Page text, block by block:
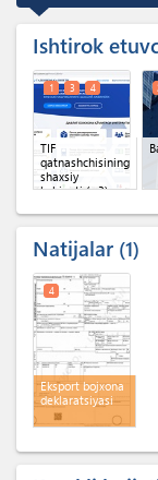
Ishtirok
TIF
qatnashchisining
shaxsiy
kabineti(x 3)
1 3 4
Natijalar 1
Eksport bojxona
deklaratsiyasi
4